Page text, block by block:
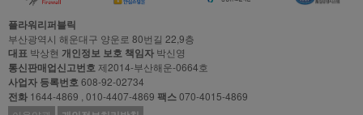
플라워리퍼블릭
부산광역시 해운대구 양운로 80번길 22,9층
대표 박상현 개인정보 보호 책임자 박신영
통신판매업신고번호제2014-부산해운-0664호
사업자 등록번호608-92-02734
전화 1644-4869 , 010-4407-4869 팩스070-4015-4869